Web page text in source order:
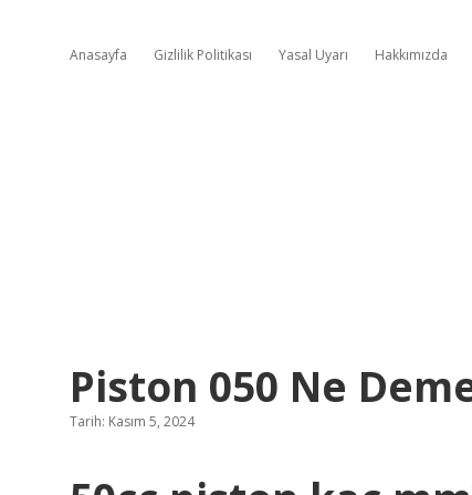
Anasayfa Gizlilik Politikası Yasal Uyarı Hakkımızda
Piston 050 Ne
Tarih: Kasım 5, 2024